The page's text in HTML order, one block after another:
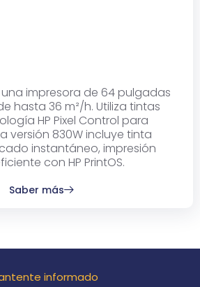
una impresora de 64 pulgadas
hasta 36 m²/h. Utiliza tintas
HP Pixel Control para
versión 830W incluye tinta
instantáneo, impresión
con HP PrintOS.
Saber más
informado